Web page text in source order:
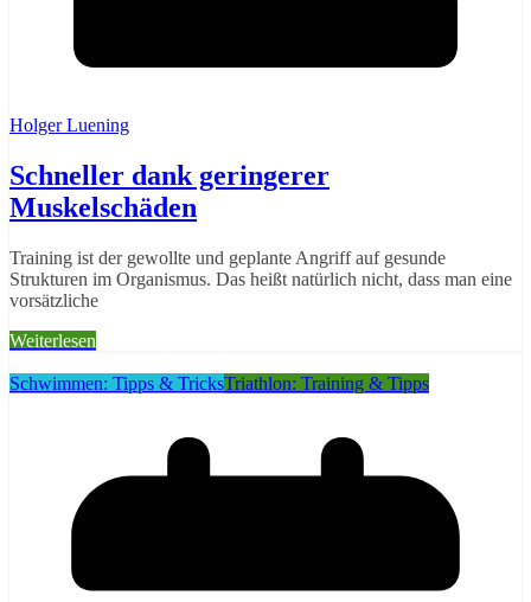
Holger Luening
Schneller dank geringerer
Muskelschäden
Training ist der gewollte und geplante Angriff auf gesunde
Strukturen im Organismus. Das heißt natürlich nicht, dass man eine
vorsätzliche
Weiterlesen
Schwimmen: Tipps & TricksTriathlon: Training & Tipps